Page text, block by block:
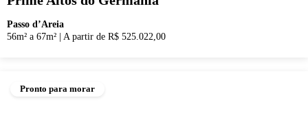
Passo d’Areia
56m² a 67m²
A partir de R$ 525.022,00
Pronto para morar